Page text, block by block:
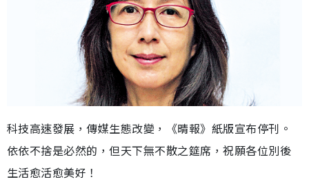
科技高速發展，傳媒生態改變，《晴報》紙版宣布停刊。
依依不捨是必然的，但天下無不散之筵席，祝願各位別後
生活愈活愈美好！